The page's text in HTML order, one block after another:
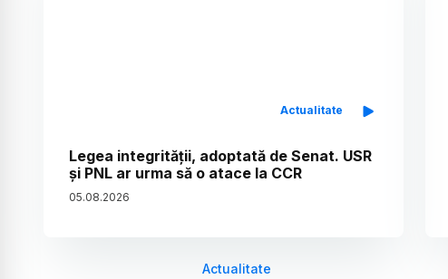
Actualitate
Legea integrității, adoptată de Senat. USR
și PNL ar urma să o atace la CCR
05.08.2026
Actualitate